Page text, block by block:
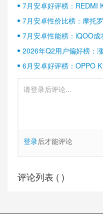
7月安卓好评榜：REDMI
半壁江山
7月安卓性价比榜：摩托
7月安卓性能榜：iQOO成
2026年Q2用户偏好榜：
6月安卓好评榜：OPPO
登录后才能评论
评论列表 ( )